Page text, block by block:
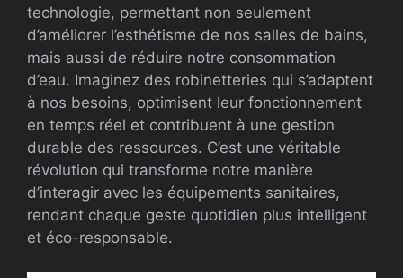
technologie, permettant non seulement
d’améliorer l’esthétisme de nos salles de bains,
mais aussi de réduire notre consommation
d’eau. Imaginez des robinetteries qui s’adaptent
à nos besoins, optimisent leur fonctionnement
en temps réel et contribuent à une gestion
durable des ressources. C’est une véritable
révolution qui transforme notre manière
d’interagir avec les équipements sanitaires,
rendant chaque geste quotidien plus intelligent
et éco-responsable.